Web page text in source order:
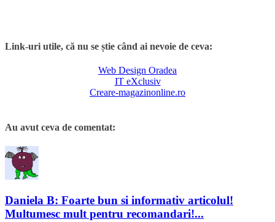
Link-uri utile, că nu se știe când ai nevoie de ceva:
Web Design Oradea
IT eXclusiv
Creare-magazinonline.ro
Au avut ceva de comentat:
Daniela B: Foarte bun si informativ articolul!
Multumesc mult pentru recomandari!...